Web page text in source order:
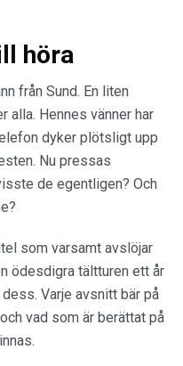
höra
från Sund. En liten
alla. Hennes vänner har
dyker plötsligt upp
Nu pressas
de egentligen? Och
som varsamt avslöjar
ödesdigra tältturen ett år
Varje avsnitt bär på
vad som är berättat på